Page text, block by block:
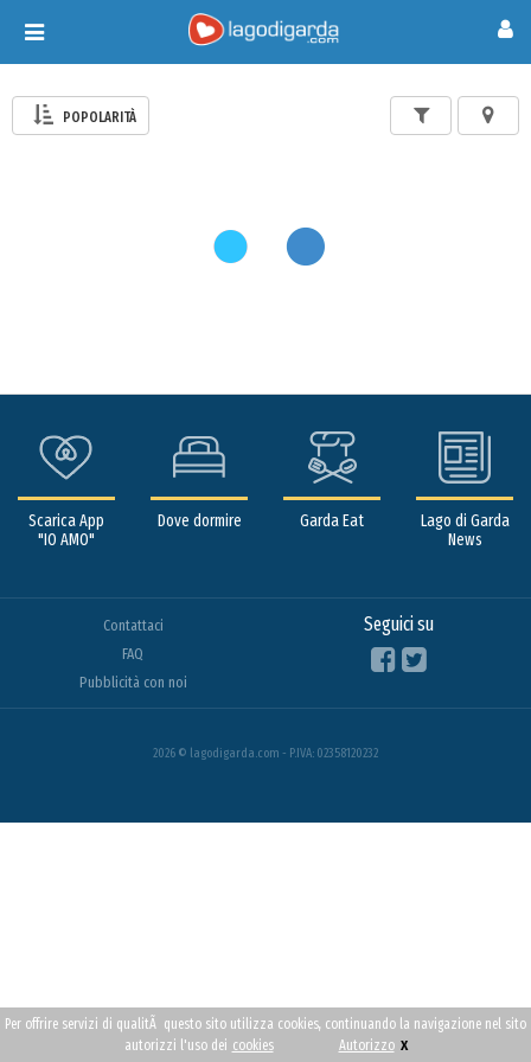
Toggle
navigation
POPOLARITÀ
Scarica App
"IO AMO"
Dove dormire Garda Eat
Lago di Garda
News
Contattaci
FAQ
Pubblicità con noi
Seguici su
2026 © lagodigarda.com - P.IVA: 02358120232
Per offrire servizi di qualitÃ questo sito utilizza cookies, continuando la navigazione nel sito
autorizzi l'uso dei cookies Autorizzo x